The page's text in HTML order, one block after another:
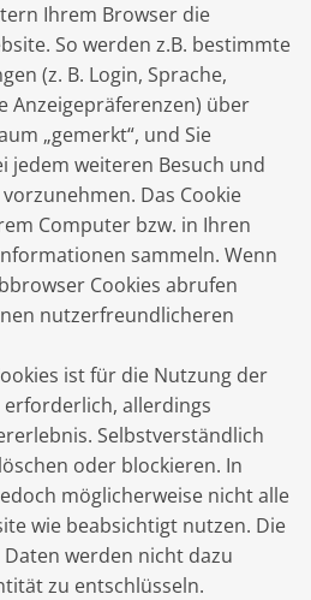
Ihrem Browser die
So werden z.B. bestimmte
(z. B. Login, Sprache,
Anzeigepräferenzen) über
„gemerkt“, und Sie
jedem weiteren Besuch und
Das Cookie
Computer bzw. in Ihren
sammeln. Wenn
Cookies abrufen
nutzerfreundlicheren
ist für die Nutzung der
allerdings
Selbstverständlich
oder blockieren. In
möglicherweise nicht alle
wie beabsichtigt nutzen. Die
werden nicht dazu
zu entschlüsseln.